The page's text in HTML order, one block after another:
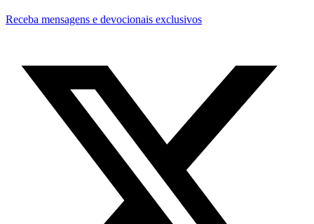
Receba mensagens e devocionais exclusivos